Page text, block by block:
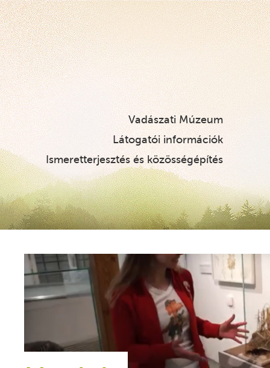
Vadászati Múzeum
Látogatói információk
Ismeretterjesztés és közösségépítés